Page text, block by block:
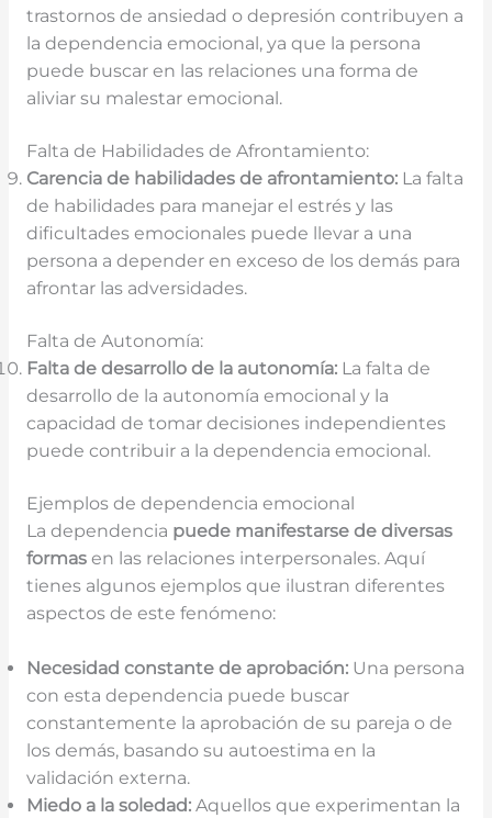
trastornos de ansiedad o depresión contribuyen a
la dependencia emocional, ya que la persona
puede buscar en las relaciones una forma de
aliviar su malestar emocional.
Falta de Habilidades de Afrontamiento:
Carencia de habilidades de afrontamiento:La falta
de habilidades para manejar el estrés y las
dificultades emocionales puede llevar a una
persona a depender en exceso de los demás para
afrontar las adversidades.
Falta de Autonomía:
Falta de desarrollo de la autonomía:La falta de
desarrollo de la autonomía emocional y la
capacidad de tomar decisiones independientes
puede contribuir a la dependencia emocional.
Ejemplos de dependencia emocional
La dependencia puede manifestarse de diversas
formasen las relaciones interpersonales. Aquí
tienes algunos ejemplos que ilustran diferentes
aspectos de este fenómeno:
Necesidad constante de aprobación:Una persona
con esta dependencia puede buscar
constantemente la aprobación de su pareja o de
los demás, basando su autoestima en la
validación externa.
Miedo a la soledad:Aquellos que experimentan la